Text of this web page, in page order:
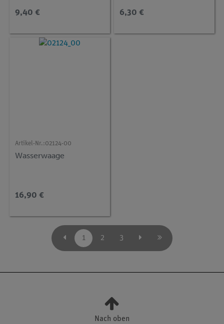
9,40 € 6,30 €
Artikel-Nr.:02124-00
Wasserwaage
16,90 €
1 2 3
Nach oben